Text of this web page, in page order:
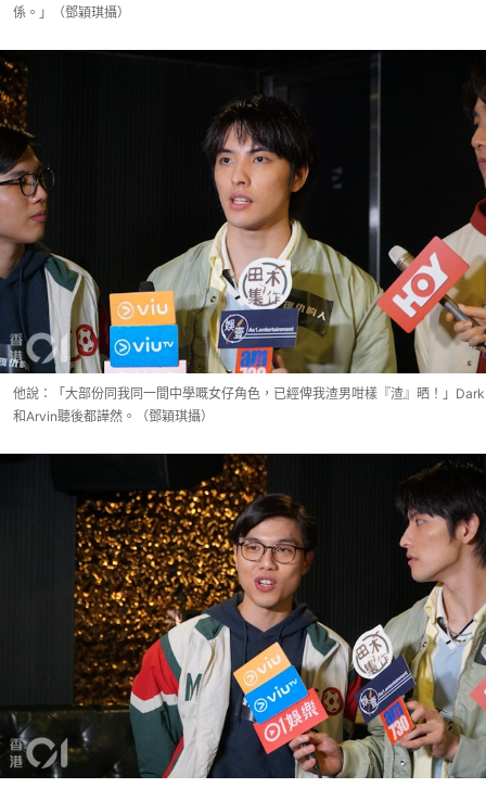
係。」（鄧穎琪攝）
他說：「大部份同我同一間中學嘅女仔角色，已經俾我渣男咁樣『渣』晒！」Dark
和Arvin聽後都譁然。（鄧穎琪攝）